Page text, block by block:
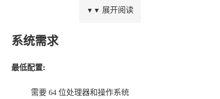
无穷无尽的武器和强化自定义选择
在领取赏金的同时，进行强化、研发以及升级
▼▼ 展开阅读
系统需求
最低配置:
需要 64 位处理器和操作系统